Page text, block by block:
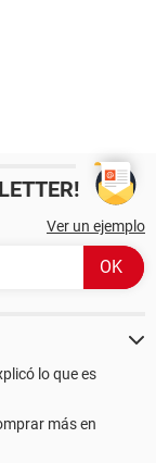
Ver un ejemplo
lo que es
más en